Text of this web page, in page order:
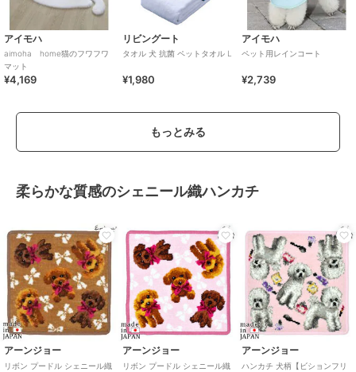
アイモハ
aimoha home猫のフワフワ
マット
¥4,169
リビングート
タオル 犬 抗菌 ペットタオル L
¥1,980
アイモハ
ペット用レインコート
¥2,739
もっとみる
柔らかな質感のシェニール織ハンカチ
アーンジョー
リボン プードル シェニール織
アーンジョー
リボン プードル シェニール織
アーンジョー
ハンカチ 犬柄【ビションフリ